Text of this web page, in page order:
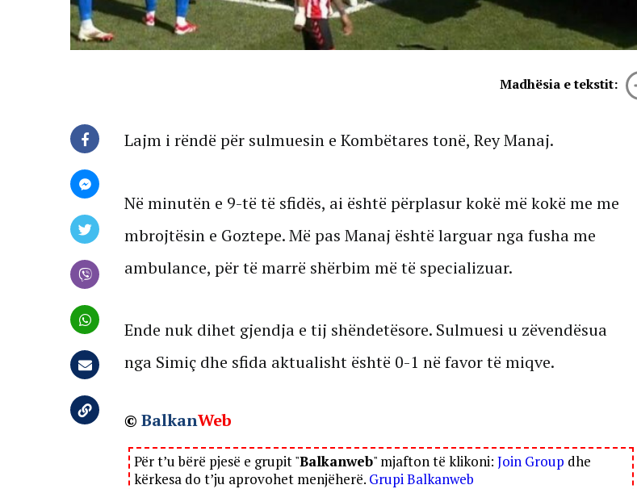
Madhësia e tekstit:
Lajm i rëndë për sulmuesin e Kombëtares tonë, Rey Manaj.
Në minutën e 9-të të sfidës, ai është përplasur kokë më kokë me me
mbrojtësin e Goztepe. Më pas Manaj është larguar nga fusha me
ambulance, për të marrë shërbim më të specializuar.
Ende nuk dihet gjendja e tij shëndetësore. Sulmuesi u zëvendësua
nga Simiç dhe sfida aktualisht është 0-1 në favor të miqve.
© BalkanWeb
Për t’u bërë pjesë e grupit "Balkanweb" mjafton të klikoni: Join Group dhe
kërkesa do t’ju aprovohet menjëherë. Grupi Balkanweb
Sheshi plot, përgjigje
mendojnë se
shuhet deri në
Diaspora sot në
një vend në
jo një shtet ku i
do të ishte shuar”/
Gjermania ia